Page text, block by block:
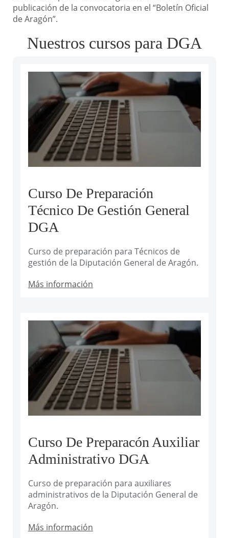
publicación de la convocatoria en el “Boletín Oficial
de Aragón”.
Nuestros cursos para DGA
Curso De Preparación
Técnico De Gestión General
DGA
Curso de preparación para Técnicos de
gestión de la Diputación General de Aragón.
Más información
Curso De Preparacón Auxiliar
Administrativo DGA
Curso de preparación para auxiliares
administrativos de la Diputación General de
Aragón.
Más información